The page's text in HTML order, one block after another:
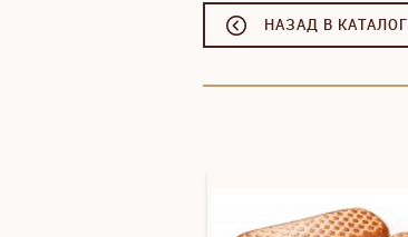
НАЗАД В КАТАЛОГ